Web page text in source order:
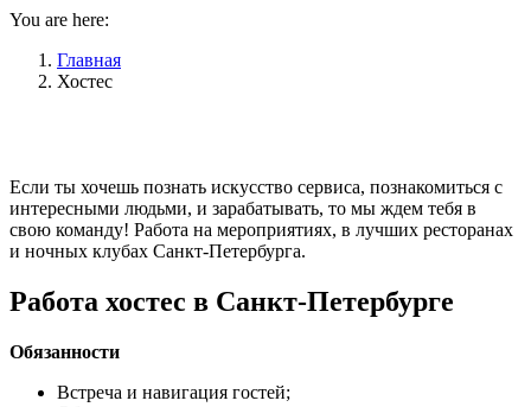
You are here:
Главная
Хостес
Если ты хочешь познать искусство сервиса, познакомиться с
интересными людьми, и зарабатывать, то мы ждем тебя в
свою команду! Работа на мероприятиях, в лучших ресторанах
и ночных клубах Санкт-Петербурга.
Работа хостес в Санкт-Петербурге
Обязанности
Встреча и навигация гостей;